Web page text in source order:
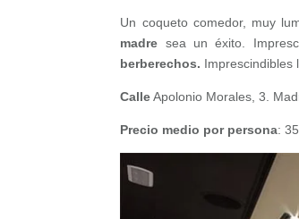
Un coqueto comedor, muy
madre sea un éxito.
berberechos. Imprescindibles
CalleApolonio Morales, 3.
Precio medio por persona: